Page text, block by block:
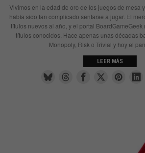
Vivimos en la edad de oro de los juegos de mesa
había sido tan complicado sentarse a jugar. El
títulos nuevos al año, y el portal
títulos conocidos. Hace apenas unas décadas
Monopoly, Risk o Trivial y hoy el
LEER MÁS